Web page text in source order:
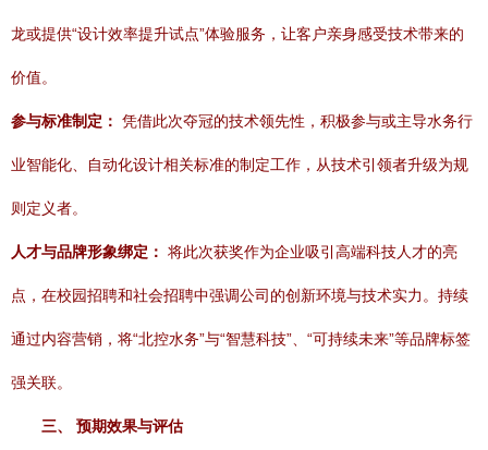
龙或提供“设计效率提升试点”体验服务，让客户亲身感受技术带来的
价值。
参与标准制定： 凭借此次夺冠的技术领先性，积极参与或主导水务行
业智能化、自动化设计相关标准的制定工作，从技术引领者升级为规
则定义者。
人才与品牌形象绑定： 将此次获奖作为企业吸引高端科技人才的亮
点，在校园招聘和社会招聘中强调公司的创新环境与技术实力。持续
通过内容营销，将“北控水务”与“智慧科技”、“可持续未来”等品牌标签
强关联。
三、 预期效果与评估